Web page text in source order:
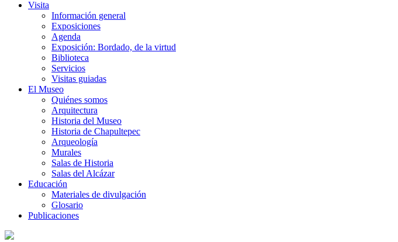
Visita
Información general
Exposiciones
Agenda
Exposición: Bordado, de la virtud
Biblioteca
Servicios
Visitas guiadas
El Museo
Quiénes somos
Arquitectura
Historia del Museo
Historia de Chapultepec
Arqueología
Murales
Salas de Historia
Salas del Alcázar
Educación
Materiales de divulgación
Glosario
Publicaciones